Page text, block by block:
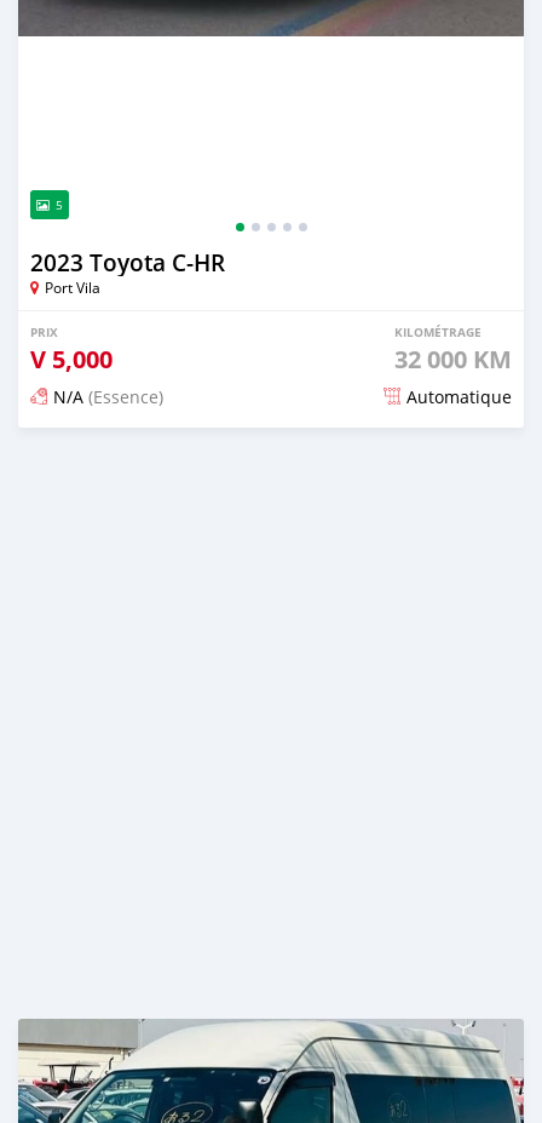
5
2023 Toyota C-HR
Port Vila
PRIX
V 5,000
KILOMÉTRAGE
32 000 KM
N/A (Essence) Automatique